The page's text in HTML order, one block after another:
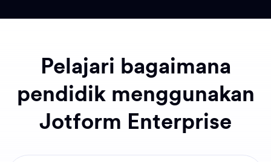
Pelajari bagaimana
pendidik menggunakan
Jotform Enterprise